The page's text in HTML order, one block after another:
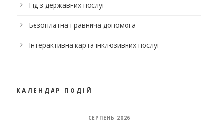
Гід з державних послуг
Безоплатна правнича допомога
Інтерактивна карта інклюзивних послуг
КАЛЕНДАР ПОДІЙ
СЕРПЕНЬ 2026